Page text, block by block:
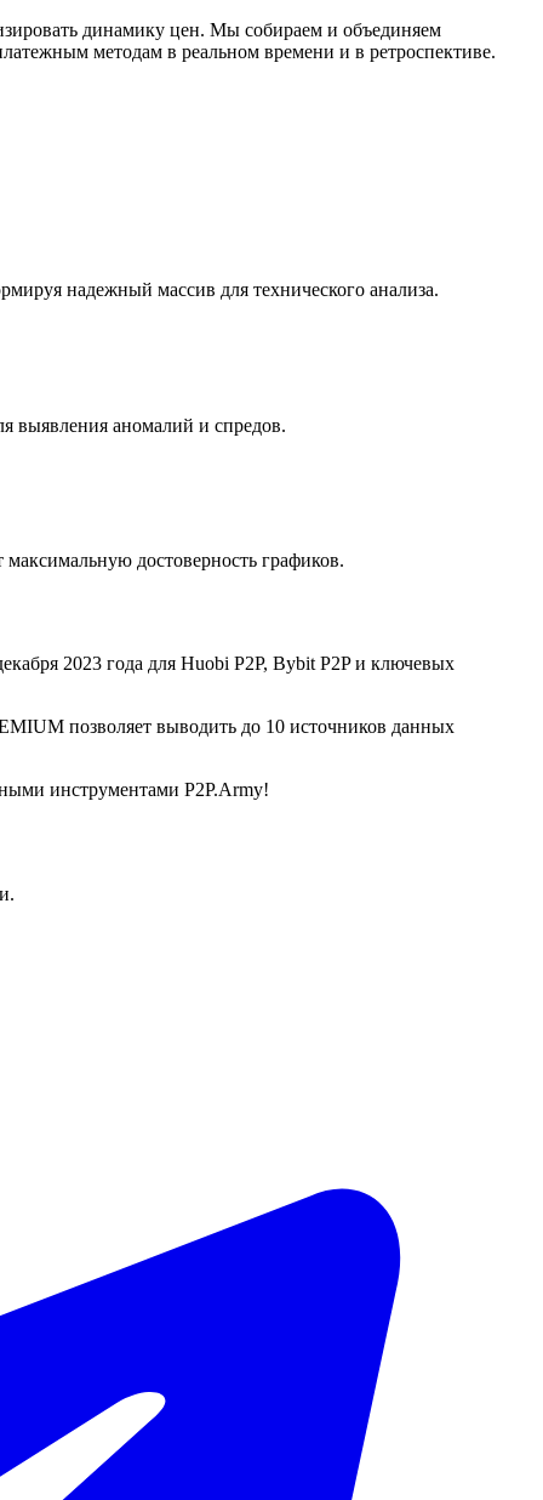
динамику цен. Мы собираем и объединяем
методам в реальном времени и в ретроспективе.
надежный массив для технического анализа.
выявления аномалий и спредов.
достоверность графиков.
2023 года для Huobi P2P, Bybit P2P и ключевых
позволяет выводить до 10 источников данных
инструментами P2P.Army!